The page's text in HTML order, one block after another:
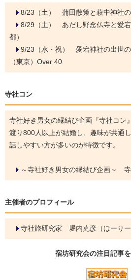
8/23（土） 蒲田散策と萩中神社
8/29（土） あだし野念仏寺と愛
都）
9/23（水・祝） 愛宕神社の出世
（東京）Over 40
寺社コン
寺社好き男女の縁結び企画『寺社コン
渡り800人以上が結婚し、趣味が共通
話しやすい方が多いのが特徴です。
～寺社好き男女の縁結び企画～
主催者のプロフィール
寺社旅研究家 堀内克彦（ほーり
宿坊研究会の注目記事